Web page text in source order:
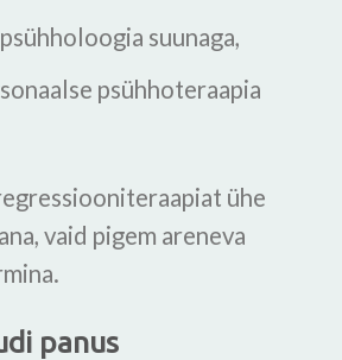
suunaga,
psühhoteraapia
ühe
vaid pigem areneva
panus